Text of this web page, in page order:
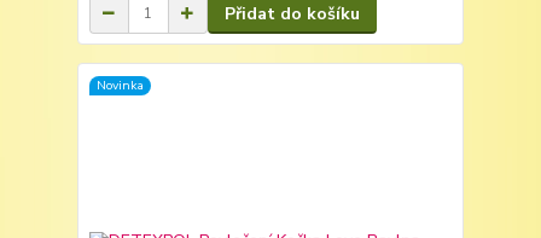
Přidat do košíku
Novinka